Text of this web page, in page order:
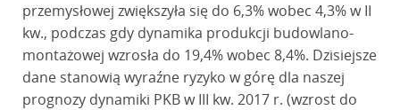
przemysłowej zwiększyła się do 6,3% wobec 4,3% w II
kw., podczas gdy dynamika produkcji budowlano-
montażowej wzrosła do 19,4% wobec 8,4%. Dzisiejsze
dane stanowią wyraźne ryzyko w górę dla naszej
prognozy dynamiki PKB w III kw. 2017 r. (wzrost do